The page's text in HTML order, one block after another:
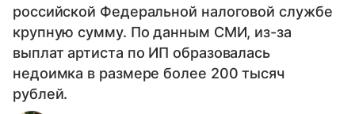
российской Федеральной налоговой службе
крупную сумму. По данным СМИ, из-за
выплат артиста по ИП образовалась
недоимка в размере более 200 тысяч
рублей.